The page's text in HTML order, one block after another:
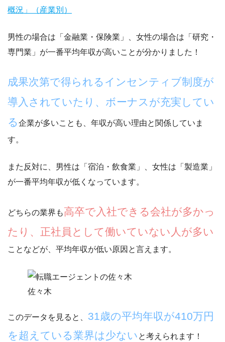
概況」（産業別）
男性の場合は「金融業・保険業」、女性の場合は「研究・
専門業」が一番平均年収が高いことが分かりました！
成果次第で得られるインセンティブ制度が
導入されていたり、ボーナスが充実してい
る企業が多いことも、年収が高い理由と関係していま
す。
また反対に、男性は「宿泊・飲食業」、女性は「製造業」
が一番平均年収が低くなっています。
どちらの業界も高卒で入社できる会社が多かっ
たり、正社員として働いていない人が多い
ことなどが、平均年収が低い原因と言えます。
佐々木
このデータを見ると、 31歳の平均年収が410万円
を超えている業界は少ない と考えられます！